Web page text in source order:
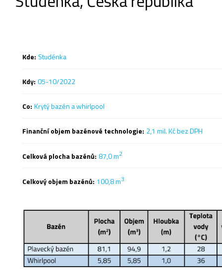
Kde: Studénka
Kdy: 05-10/2022
Co: Krytý bazén a whirlpool
Finanční objem bazénové technologie: 2,1 mil. Kč bez DPH
Celková plocha bazénů: 87,0m2
Celkový objem bazénů: 100,8m3